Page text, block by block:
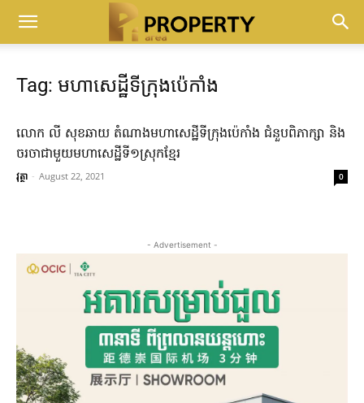
Tag: មហាសេដ្ឋីទីក្រុងប៉េកាំង
លោក លី សុខឆាយ តំណាងមហាសេដ្ឋីទីក្រុងប៉េកាំង ជំនួបពិភាក្សា និង
ចរចាជាមួយមហាសេដ្ឋីទី១ស្រុកខ្មែរ
វុត្ថា - August 22, 2021 0
- Advertisement -